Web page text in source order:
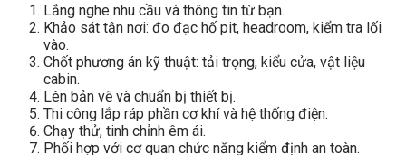
Lắng nghe nhu cầu và thông tin từ bạn.
Khảo sát tận nơi: đo đạc hố pit, headroom, kiểm tra lối
vào.
Chốt phương án kỹ thuật: tải trọng, kiểu cửa, vật liệu
cabin.
Lên bản vẽ và chuẩn bị thiết bị.
Thi công lắp ráp phần cơ khí và hệ thống điện.
Chạy thử, tinh chỉnh êm ái.
Phối hợp với cơ quan chức năng kiểm định an toàn.